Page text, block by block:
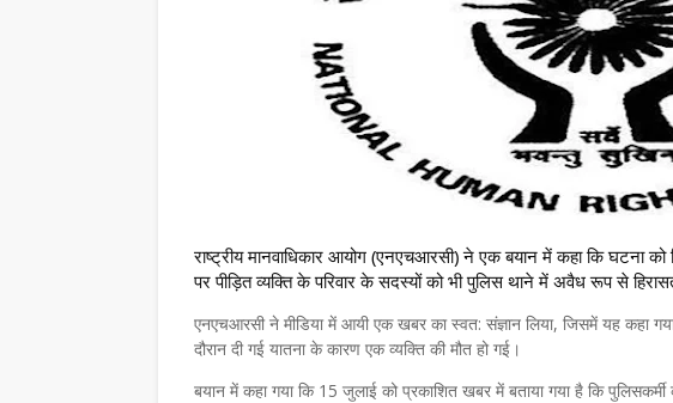
राष्ट्रीय मानवाधिकार आयोग (एनएचआरसी) ने एक बयान में कहा कि घटना
पर पीड़ित व्यक्ति के परिवार के सदस्यों को भी पुलिस थाने में अवैध रूप से
एनएचआरसी ने मीडिया में आयी एक खबर का स्वत: संज्ञान लिया, जिसमें यह कहा
दौरान दी गई यातना के कारण एक व्यक्ति की मौत हो गई।
बयान में कहा गया कि 15 जुलाई को प्रकाशित खबर में बताया गया है कि